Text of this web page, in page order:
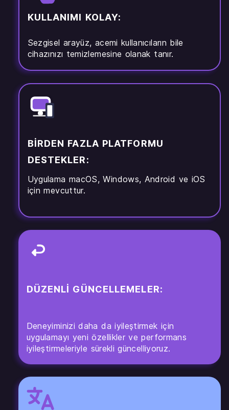
KULLANIMI KOLAY:
Sezgisel arayüz, acemi kullanıcıların bile
cihazınızı temizlemesine olanak tanır.
BIRDEN FAZLA PLATFORMU
DESTEKLER:
Uygulama macOS, Windows, Android ve iOS
için mevcuttur.
DÜZENLI GÜNCELLEMELER:
Deneyiminizi daha da iyileştirmek için
uygulamayı yeni özellikler ve performans
iyileştirmeleriyle sürekli güncelliyoruz.